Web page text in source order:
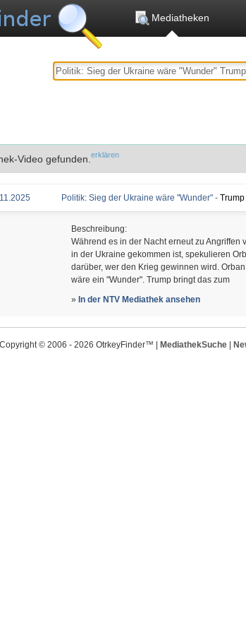
Mediatheken
Video gefunden. erklären
Politik: Sieg der Ukraine wäre "Wunder" -
Beschreibung:
Während es in der Nacht erneut zu Angriffen
in der Ukraine gekommen ist, spekulieren
darüber, wer den Krieg gewinnen wird.
wäre ein "Wunder". Trump bringt das zum
» In der NTV Mediathek ansehen
Copyright © 2006 - 2026 OtrkeyFinder™ | MediathekSuche|